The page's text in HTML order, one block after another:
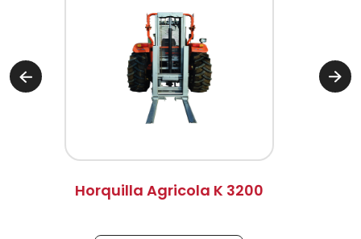
Horquilla Agricola K 3200